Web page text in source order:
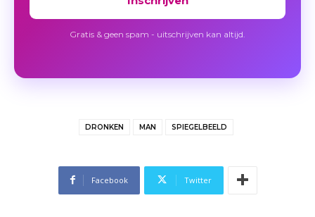
Gratis & geen spam - uitschrijven kan altijd.
DRONKEN MAN SPIEGELBEELD
Facebook Twitter